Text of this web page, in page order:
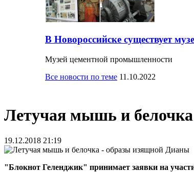
В Новороссийске существует
Музей цементной промышленности
Все новости по теме 11.10.2022
Летучая мышь и
19.12.2018 21:19
"Блокнот Геленджик" принимает заявки на